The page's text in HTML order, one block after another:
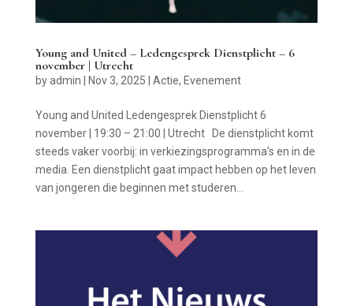
Young and United – Ledengesprek Dienstplicht – 6
november | Utrecht
byadmin Nov 3, 2025 Actie, Evenement
Young and United Ledengesprek Dienstplicht 6
november | 19:30 – 21:00 | Utrecht De dienstplicht komt
steeds vaker voorbij: in verkiezingsprogramma’s en in de
media. Een dienstplicht gaat impact hebben op het leven
van jongeren die beginnen met studeren...